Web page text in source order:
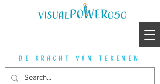
de kracht van tekenen